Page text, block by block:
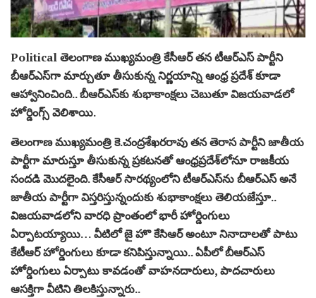
Political తెలంగాణ ముఖ్యమంత్రి కేసీఆర్ తన టీఆర్ఎస్ పార్టీని
బీఆర్ఎస్‌గా మార్చుతూ తీసుకున్న నిర్ణయాన్ని ఆంధ్ర ప్రదేశ్ కూడా
ఆహ్వానించింది.. బీఆర్ఎస్‌కు శుభాకాంక్షలు చెబుతూ విజయవాడలో
హోర్డింగ్స్ వెలిశాయి.
తెలంగాణ ముఖ్యమంత్రి కె.చంద్రశేఖరరావు తన తెరాస పార్టీని జాతీయ
పార్టీగా మారుస్తూ తీసుకున్న ప్రకటనతో ఆంధ్రప్రదేశ్‌లోనూ రాజకీయ
సందడి మొదలైంది. కేసీఆర్‌ సారథ్యంలోని టీఆర్ఎస్‌ను బీఆర్ఎస్ అనే
జాతీయ పార్టీగా విస్తరిస్తున్నందుకు శుభాకాంక్షలు తెలియజేస్తూ..
విజయవాడలోని వారధి ప్రాంతంలో భారీ హోర్డింగులు
ఏర్పాటయ్యాయి… వీటిలో జై హొ కేసిఆర్ అంటూ నినాదాలతో పాటు
కేటీఆర్ హోర్డింగులు కూడా కనిపిస్తున్నాయి.. ఏపీలో బీఆర్ఎస్
హోర్డింగులు ఏర్పాటు కావడంతో వాహనదారులు, పాదచారులు
ఆసక్తిగా వీటిని తిలకిస్తున్నారు..